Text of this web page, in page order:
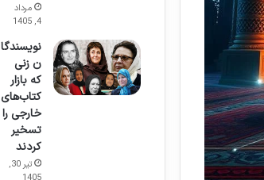
مرداد
4, 1405
نویسندگا
ن زنی
که بازار
کتاب‌های
خارجی را
تسخیر
کردند
تیر 30,